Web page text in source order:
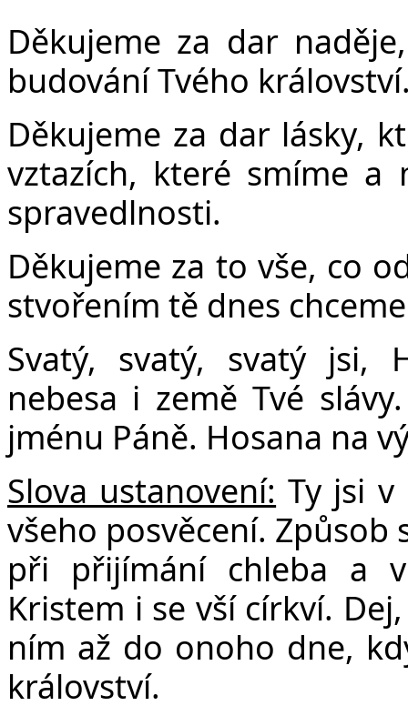
Děkujeme za dar
budování Tvého
Děkujeme za dar lásky,
vztazích, které smíme a
spravedlnosti.
Děkujeme za to vše, co
stvořením tě dnes
Svatý, svatý, svatý jsi,
nebesa i země Tvé
jménu Páně. Hosana na
Slova ustanovení: Ty jsi v
všeho posvěcení. Způsob
při přijímání chleba a
Kristem i se vší církví.
ním až do onoho dne,
království.